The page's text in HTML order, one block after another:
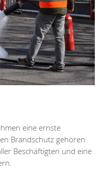
eine ernste
Brandschutz gehören
Beschäftigten und eine